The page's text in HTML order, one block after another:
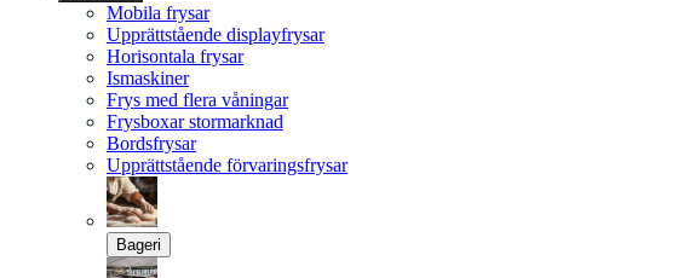
Mobila frysar
Upprättstående displayfrysar
Horisontala frysar
Ismaskiner
Frys med flera våningar
Frysboxar stormarknad
Bordsfrysar
Upprättstående förvaringsfrysar
Bageri